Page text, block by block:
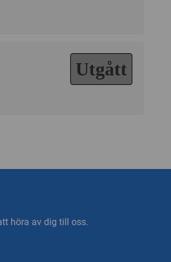
Utgått
höra av dig till oss.